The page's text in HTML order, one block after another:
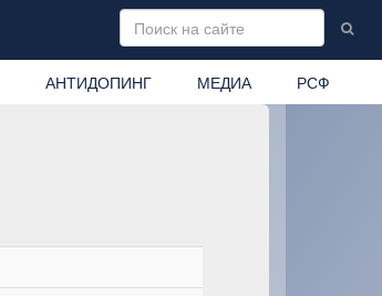
АНТИДОПИНГ МЕДИА РСФ